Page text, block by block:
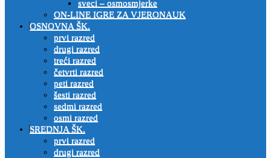
sveci – osmosmjerke
ON-LINE IGRE ZA VJERONAUK
OSNOVNA ŠK.
prvi razred
drugi razred
treći razred
četvrti razred
peti razred
šesti razred
sedmi razred
osmi razred
SREDNJA ŠK.
prvi razred
drugi razred